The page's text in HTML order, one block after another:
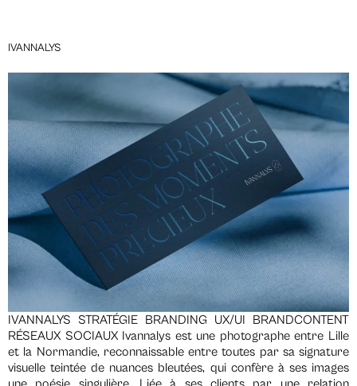
IVANNALYS
IVANNALYS STRATÉGIE BRANDING UX/UI BRANDCONTENT
RÉSEAUX SOCIAUX Ivannalys est une photographe entre Lille
et la Normandie, reconnaissable entre toutes par sa signature
visuelle teintée de nuances bleutées, qui confère à ses images